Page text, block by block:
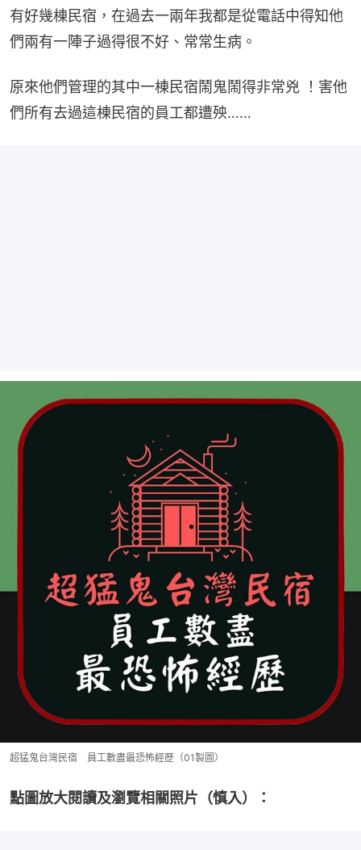
有好幾棟民宿，在過去一兩年我都是從電話中得知他
們兩有一陣子過得很不好、常常生病。
原來他們管理的其中一棟民宿鬧鬼鬧得非常兇 ！害他
們所有去過這棟民宿的員工都遭殃……
超猛鬼台灣民宿 員工數盡最恐怖經歷（01製圖）
點圖放大閱讀及瀏覽相關照片（慎入）：